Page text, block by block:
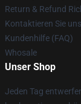
Return & Refund
Kontaktieren Sie uns
Kundenhilfe (FAQ)
Whosale
Unser Shop
Jeden Tag